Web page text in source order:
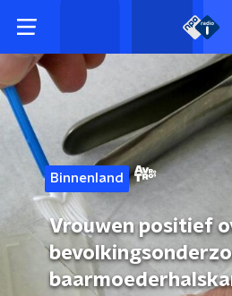
Binnenland
Vrouwen positief